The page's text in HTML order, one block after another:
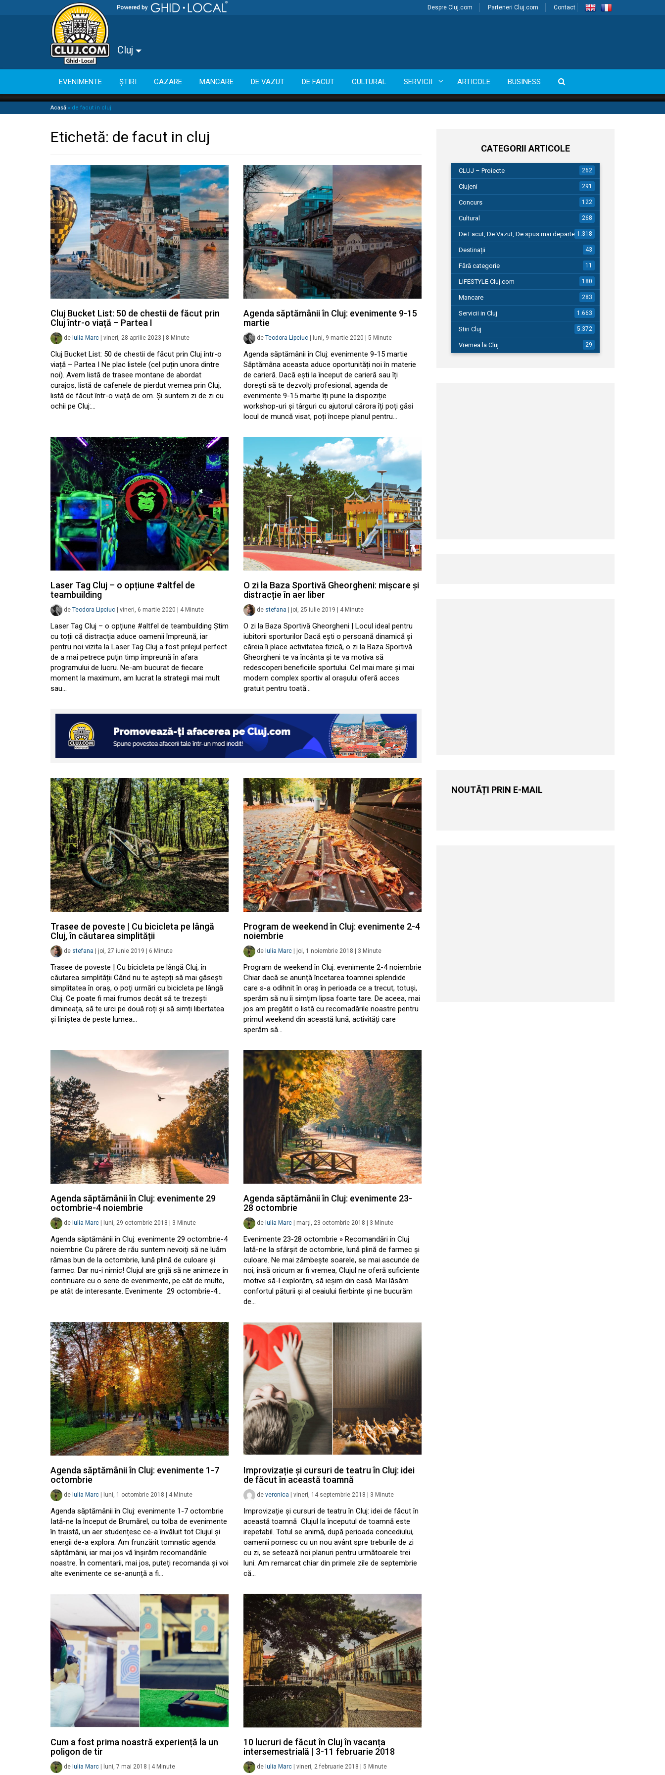
Despre Cluj.com Parteneri Cluj.com Contact
Cluj
EVENIMENTE ȘTIRI CAZARE MANCARE DE VAZUT DE FACUT CULTURAL SERVICII ARTICOLE BUSINESS
Acasă » de facut in cluj
Etichetă: de facut in cluj
Cluj Bucket List: 50 de chestii de făcut prin
Cluj într-o viață – Partea I
de Iulia Marc vineri, 28 aprilie 2023 8 Minute
Cluj Bucket List: 50 de chestii de făcut prin Cluj într-o
viață – Partea I Ne plac listele (cel puțin unora dintre
noi). Avem listă de trasee montane de abordat
curajos, listă de cafenele de pierdut vremea prin Cluj,
listă de făcut într-o viață de om. Și suntem zi de zi cu
ochii pe Cluj:…
Agenda săptămânii în Cluj: evenimente 9-15
martie
de Teodora Lipciuc luni, 9 martie 2020 5 Minute
Agenda săptămânii în Cluj: evenimente 9-15 martie
Săptămâna aceasta aduce oportunități noi în materie
de carieră. Dacă ești la început de carieră sau îți
dorești să te dezvolți profesional, agenda de
evenimente 9-15 martie îți pune la dispoziție
workshop-uri și târguri cu ajutorul cărora îți poți găsi
locul de muncă visat, poți începe planul pentru…
Laser Tag Cluj – o opțiune #altfel de
teambuilding
de Teodora Lipciuc vineri, 6 martie 2020 4 Minute
Laser Tag Cluj – o opțiune #altfel de teambuilding Știm
cu toții că distracția aduce oamenii împreună, iar
pentru noi vizita la Laser Tag Cluj a fost prilejul perfect
de a mai petrece puțin timp împreună în afara
programului de lucru. Ne-am bucurat de fiecare
moment la maximum, am lucrat la strategii mai mult
sau…
O zi la Baza Sportivă Gheorgheni: mișcare și
distracție în aer liber
de stefana joi, 25 iulie 2019 4 Minute
O zi la Baza Sportivă Gheorgheni | Locul ideal pentru
iubitorii sporturilor Dacă ești o persoană dinamică și
căreia îi place activitatea fizică, o zi la Baza Sportivă
Gheorgheni te va încânta și te va motiva să
redescoperi beneficiile sportului. Cel mai mare și mai
modern complex sportiv al orașului oferă acces
gratuit pentru toată…
Trasee de poveste | Cu bicicleta pe lângă
Cluj, în căutarea simplității
de stefana joi, 27 iunie 2019 6 Minute
Trasee de poveste | Cu bicicleta pe lângă Cluj, în
căutarea simplității Când nu te aștepți să mai găsești
simplitatea în oraș, o poți urmări cu bicicleta pe lângă
Cluj. Ce poate fi mai frumos decât să te trezești
dimineața, să te urci pe două roți și să simți libertatea
și liniștea de peste lumea…
Program de weekend în Cluj: evenimente 2-4
noiembrie
de Iulia Marc joi, 1 noiembrie 2018 3 Minute
Program de weekend în Cluj: evenimente 2-4 noiembrie
Chiar dacă se anunță încetarea toamnei splendide
care s-a odihnit în oraș în perioada ce a trecut, totuși,
sperăm să nu îi simțim lipsa foarte tare. De aceea, mai
jos am pregătit o listă cu recomadările noastre pentru
primul weekend din această lună, activități care
sperăm să…
Agenda săptămânii în Cluj: evenimente 29
octombrie-4 noiembrie
de Iulia Marc luni, 29 octombrie 2018 3 Minute
Agenda săptămânii în Cluj: evenimente 29 octombrie-4
noiembrie Cu părere de rău suntem nevoiți să ne luăm
rămas bun de la octombrie, lună plină de culoare și
farmec. Dar nu-i nimic! Clujul are grijă să ne animeze în
continuare cu o serie de evenimente, pe cât de multe,
pe atât de interesante. Evenimente 29 octombrie-4…
Agenda săptămânii în Cluj: evenimente 23-
28 octombrie
de Iulia Marc marți, 23 octombrie 2018 3 Minute
Evenimente 23-28 octombrie » Recomandări în Cluj
Iată-ne la sfârșit de octombrie, lună plină de farmec și
culoare. Ne mai zâmbește soarele, se mai ascunde de
noi, însă oricum ar fi vremea, Clujul ne oferă suficiente
motive să-l explorăm, să ieșim din casă. Mai lăsăm
confortul păturii și al ceaiului fierbinte și ne bucurăm
de…
Agenda săptămânii în Cluj: evenimente 1-7
octombrie
de Iulia Marc luni, 1 octombrie 2018 4 Minute
Agenda săptămânii în Cluj: evenimente 1-7 octombrie
Iată-ne la început de Brumărel, cu tolba de evenimente
în traistă, un aer studențesc ce-a învăluit tot Clujul și
energii de-a explora. Am frunzărit tomnatic agenda
săptămânii, iar mai jos vă înșirăm recomandările
noastre. În comentarii, mai jos, puteți recomanda și voi
alte evenimente ce se-anunță a fi…
Improvizație și cursuri de teatru în Cluj: idei
de făcut în această toamnă
de veronica vineri, 14 septembrie 2018 3 Minute
Improvizație și cursuri de teatru în Cluj: idei de făcut în
această toamnă Clujul la începutul de toamnă este
irepetabil. Totul se animă, după perioada concediului,
oamenii pornesc cu un nou avânt spre treburile de zi
cu zi, se setează noi planuri pentru următoarele trei
luni. Am remarcat chiar din primele zile de septembrie
că…
Cum a fost prima noastră experiență la un
poligon de tir
de Iulia Marc luni, 7 mai 2018 4 Minute
10 lucruri de făcut în Cluj în vacanța
intersemestrială | 3-11 februarie 2018
de Iulia Marc vineri, 2 februarie 2018 5 Minute
CATEGORII ARTICOLE
CLUJ – Proiecte 262
Clujeni 291
Concurs 122
Cultural 268
De Facut, De Vazut, De spus mai departe…1.318
Destinații 43
Fără categorie 11
LIFESTYLE Cluj.com 180
Mancare 283
Servicii in Cluj 1.663
Stiri Cluj 5.372
Vremea la Cluj 29
NOUTĂȚI PRIN E-MAIL